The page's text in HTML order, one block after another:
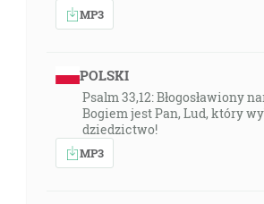
MP3
POLSKI
Psalm 33,12: Błogosławiony
Bogiem jest Pan, Lud, który
dziedzictwo!
MP3